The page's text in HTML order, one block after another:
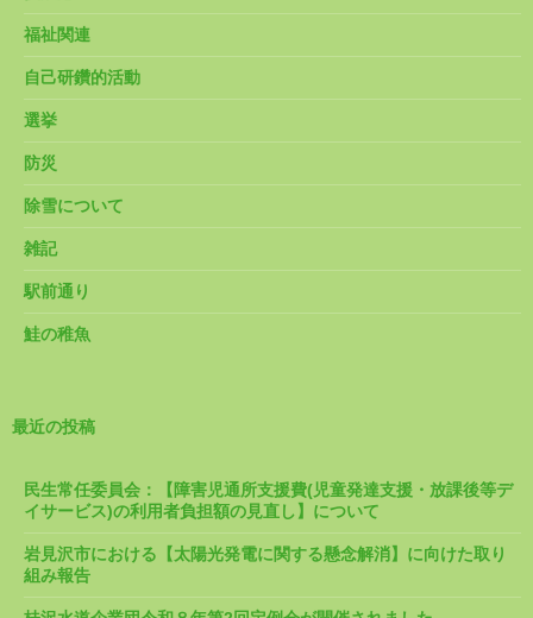
福祉関連
自己研鑽的活動
選挙
防災
除雪について
雑記
駅前通り
鮭の稚魚
最近の投稿
民生常任委員会：【障害児通所支援費(児童発達支援・放課後等デ
イサービス)の利用者負担額の見直し】について
岩見沢市における【太陽光発電に関する懸念解消】に向けた取り
組み報告